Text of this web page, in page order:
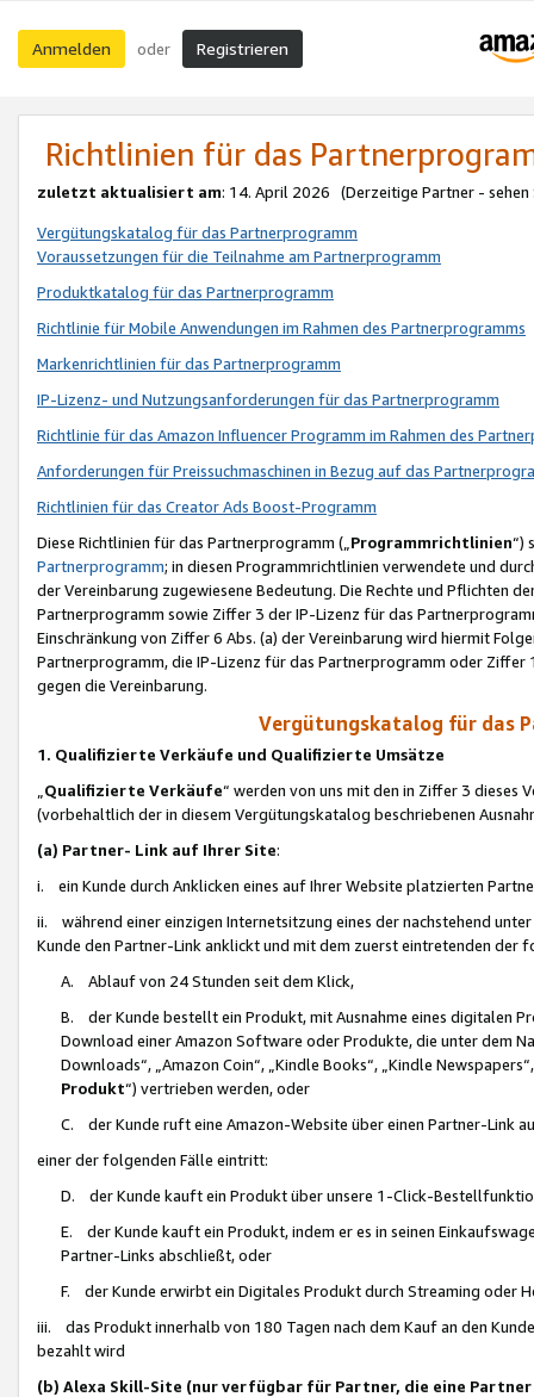
Anmelden oder Registrieren
Richtlinien für das
zuletzt aktualisiert am: 14. April 2026 (Derzeitige Partner - sehen
Vergütungskatalog für das Partnerprogramm
Voraussetzungen für die Teilnahme am Partnerprogramm
Produktkatalog für das Partnerprogramm
Richtlinie für Mobile Anwendungen im Rahmen des Partnerprogramms
Markenrichtlinien für das Partnerprogramm
IP-Lizenz- und Nutzungsanforderungen für das Partnerprogramm
Richtlinie für das Amazon Influencer Programm im Rahmen des
Anforderungen für Preissuchmaschinen in Bezug auf das
Richtlinien für das Creator Ads Boost-Programm
Diese Richtlinien für das Partnerprogramm („Programmrichtlinien“)
Partnerprogramm; in diesen Programmrichtlinien verwendete und
der Vereinbarung zugewiesene Bedeutung. Die Rechte und Pflichten
Partnerprogramm sowie Ziffer 3 der IP-Lizenz für das
Einschränkung von Ziffer 6 Abs. (a) der Vereinbarung wird hiermit
Partnerprogramm, die IP-Lizenz für das Partnerprogramm oder
gegen die Vereinbarung.
Vergütungskatalog für das
1. Qualifizierte Verkäufe und Qualifizierte Umsätze
Qualifizierte Verkäufe“ werden von uns mit den in Ziffer 3
(vorbehaltlich der in diesem Vergütungskatalog beschriebenen
(a) Partner- Link auf Ihrer Site:
i. ein Kunde durch Anklicken eines auf Ihrer Website platzierten
ii. während einer einzigen Internetsitzung eines der nachstehend
Kunde den Partner-Link anklickt und mit dem zuerst eintretenden der
A. Ablauf von 24 Stunden seit dem Klick,
B. der Kunde bestellt ein Produkt, mit Ausnahme eines digitalen
Download einer Amazon Software oder Produkte, die unter dem
Downloads“, „Amazon Coin“, „Kindle Books“, „Kindle
Produkt“) vertrieben werden, oder
C. der Kunde ruft eine Amazon-Website über einen Partner-Link
einer der folgenden Fälle eintritt:
D. der Kunde kauft ein Produkt über unsere 1-Click-
E. der Kunde kauft ein Produkt, indem er es in seinen
Partner-Links abschließt, oder
F. der Kunde erwirbt ein Digitales Produkt durch Streaming oder
iii. das Produkt innerhalb von 180 Tagen nach dem Kauf an den
bezahlt wird
(b) Alexa Skill-Site (nur verfügbar für Partner, die eine